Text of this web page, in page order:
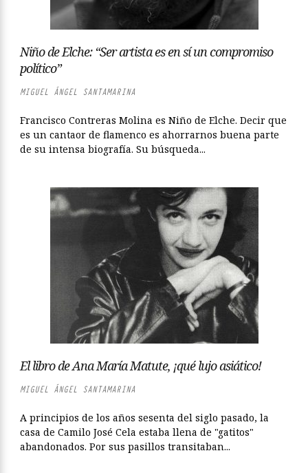
Niño de Elche: “Ser artista es en sí un compromiso
político”
MIGUEL ÁNGEL SANTAMARINA
Francisco Contreras Molina es Niño de Elche. Decir que
es un cantaor de flamenco es ahorrarnos buena parte
de su intensa biografía. Su búsqueda...
El libro de Ana María Matute, ¡qué lujo asiático!
MIGUEL ÁNGEL SANTAMARINA
A principios de los años sesenta del siglo pasado, la
casa de Camilo José Cela estaba llena de "gatitos"
abandonados. Por sus pasillos transitaban...